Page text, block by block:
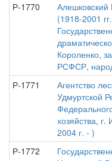
Р-1770
Алешковский
(1918-2001
Короленко,
РСФСР,
Р-1771
Агентство
Удмуртской
хозяйства, г.
2004 г. - )
Р-1772